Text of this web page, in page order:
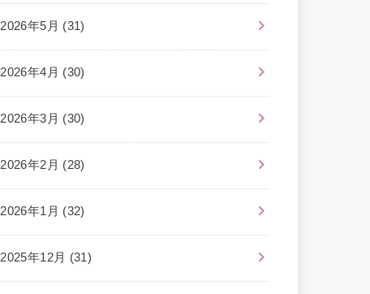
2026年5月 (31)
2026年4月 (30)
2026年3月 (30)
2026年2月 (28)
2026年1月 (32)
2025年12月 (31)